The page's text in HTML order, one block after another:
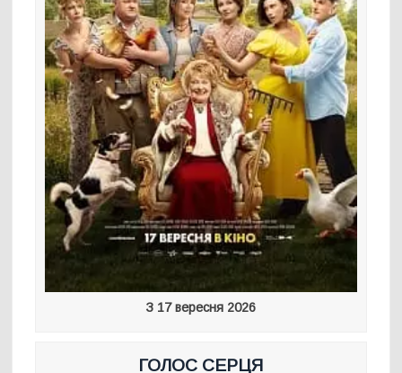
З 17 вересня 2026
ГОЛОС СЕРЦЯ